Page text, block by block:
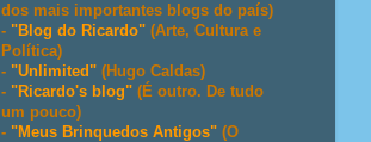
dos mais importantes blogs do país)
- "Blog do Ricardo" (Arte, Cultura e
Política)
- "Unlimited" (Hugo Caldas)
- "Ricardo's blog" (É outro. De tudo
um pouco)
- "Meus Brinquedos Antigos" (O